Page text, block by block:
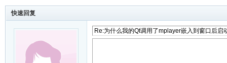
快速回复